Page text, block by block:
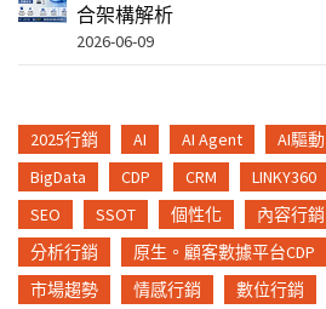
合架構解析
2026-06-09
2025行銷 AI AI Agent AI驅動
BigData
CDP CRM LINKY360
SEO
SSOT 個性化 內容行銷
分析行銷
原生。顧客數據平台CDP
市場趨勢
情感行銷 數位行銷